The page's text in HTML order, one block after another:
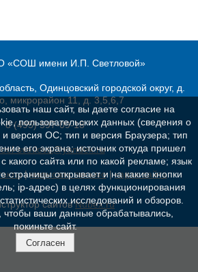
«СОШ имени И.П. Светловой»
Одинцовский городской округ, д.
микрорайон 11, д. 3,5,6,7
8 (495) 597-09-18
svetlova@yandex.ru
|написать письмо|карта сайта
сайтовNubex.ru
наш сайт, вы даете согласие на
пользовательских данных (сведения о
версия ОС; тип и версия Браузера; тип
его экрана; источник откуда пришел
какого сайта или по какой рекламе; язык
страницы открывает и на какие кнопки
ip-адрес) в целях функционирования
исследований и обзоров.
чтобы ваши данные обрабатывались,
покиньте сайт.
Согласен